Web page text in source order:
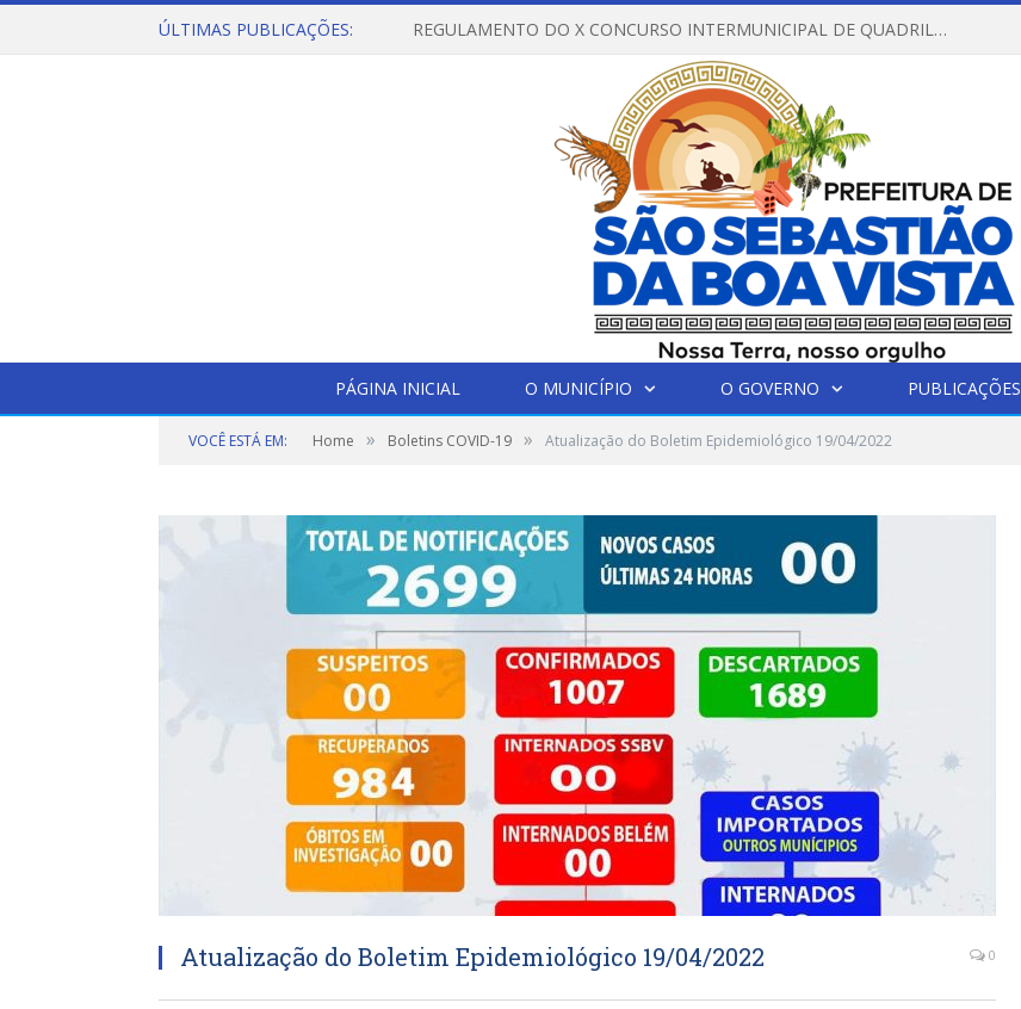
ÚLTIMAS PUBLICAÇÕES: REGULAMENTO DO X CONCURSO INTERMUNICIPAL DE QUADRILHAS JUNINAS – 2026 – ARRAIÁ DA VENEZA
PÁGINA INICIAL O MUNICÍPIO O GOVERNO PUBLICAÇÕES
VOCÊ ESTÁ EM: Home » Boletins COVID-19 » Atualização do Boletim Epidemiológico 19/04/2022
Atualização do Boletim Epidemiológico 19/04/2022 0